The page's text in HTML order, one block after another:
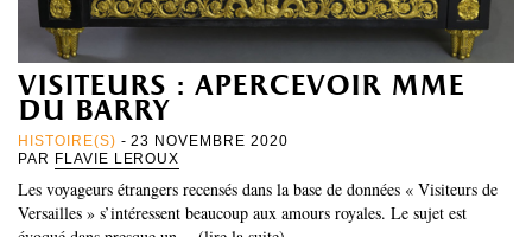
visiteurs : apercevoir mme
du barry
HISTOIRE(S) - 23 NOVEMBRE 2020
PAR FLAVIE LEROUX
Les voyageurs étrangers recensés dans la base de données « Visiteurs de
Versailles » s’intéressent beaucoup aux amours royales. Le sujet est